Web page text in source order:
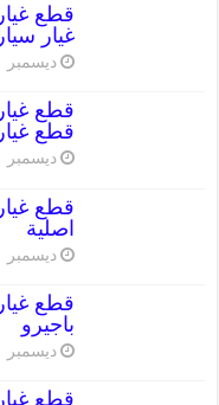
غيار
ديسمبر 1, 2023
قطع
ديسمبر 1, 2023
اصلية
ديسمبر 1, 2023
باجيرو
ديسمبر 1, 2023